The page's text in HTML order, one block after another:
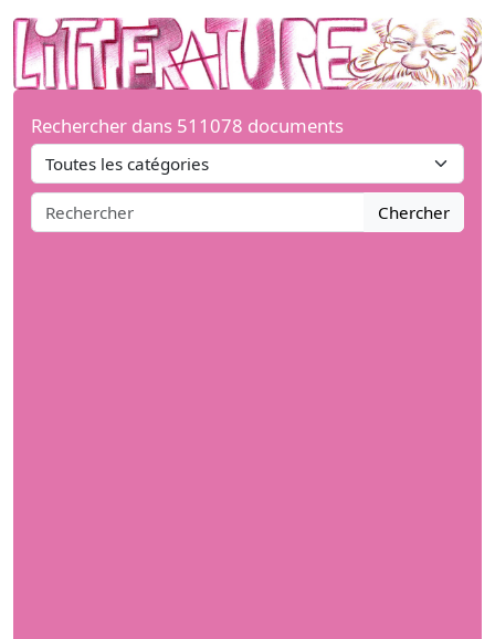
Rechercher dans 511078 documents
Chercher